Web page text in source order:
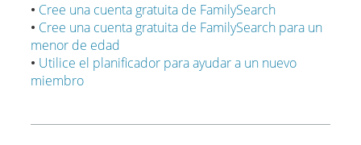
• Cree una cuenta gratuita de FamilySearch
• Cree una cuenta gratuita de FamilySearch para un
menor de edad
• Utilice el planificador para ayudar a un nuevo
miembro